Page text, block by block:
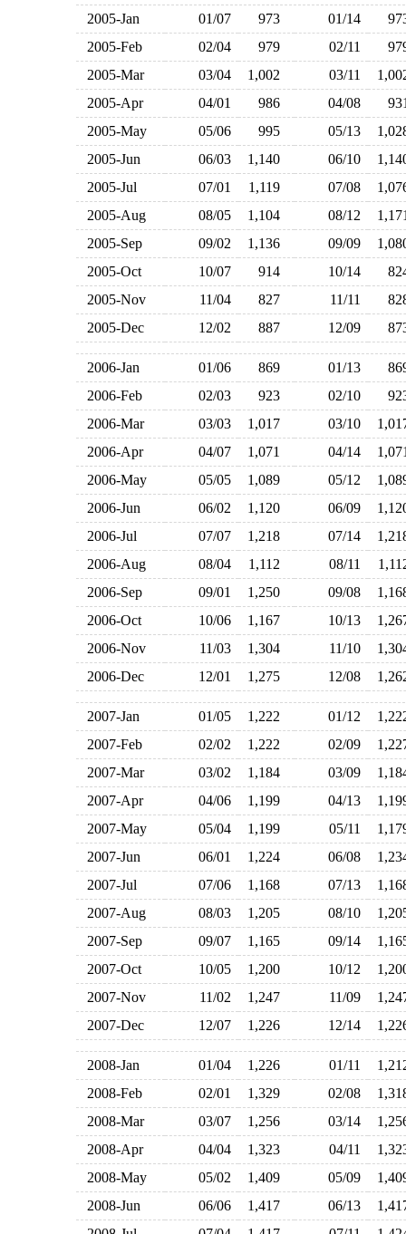
2005-Jan 01/07 973 01/14
2005-Feb
02/04 979 02/11
2005-Mar
03/04 1,002 03/11
2005-Apr
04/01 986 04/08
2005-May
05/06 995 05/13
2005-Jun
06/03 1,140 06/10
2005-Jul
07/01 1,119 07/08
2005-Aug
08/05 1,104 08/12
2005-Sep
09/02 1,136 09/09
2005-Oct
10/07 914 10/14
2005-Nov
11/04 827 11/11
2005-Dec
12/02 887 12/09
2006-Jan 01/06 869 01/13
2006-Feb
02/03 923 02/10
2006-Mar
03/03 1,017 03/10
2006-Apr
04/07 1,071 04/14
2006-May
05/05 1,089 05/12
2006-Jun
06/02 1,120 06/09
2006-Jul
07/07 1,218 07/14
2006-Aug
08/04 1,112 08/11
2006-Sep
09/01 1,250 09/08
2006-Oct
10/06 1,167 10/13
2006-Nov
11/03 1,304 11/10
2006-Dec
12/01 1,275 12/08
2007-Jan 01/05 1,222 01/12
2007-Feb
02/02 1,222 02/09
2007-Mar
03/02 1,184 03/09
2007-Apr
04/06 1,199 04/13
2007-May
05/04 1,199 05/11
2007-Jun
06/01 1,224 06/08
2007-Jul
07/06 1,168 07/13
2007-Aug
08/03 1,205 08/10
2007-Sep
09/07 1,165 09/14
2007-Oct
10/05 1,200 10/12
2007-Nov
11/02 1,247 11/09
2007-Dec
12/07 1,226 12/14
2008-Jan 01/04 1,226 01/11
2008-Feb
02/01 1,329 02/08
2008-Mar
03/07 1,256 03/14
2008-Apr
04/04 1,323 04/11
2008-May
05/02 1,409 05/09
2008-Jun
06/06 1,417 06/13